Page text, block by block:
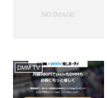
DMM TV